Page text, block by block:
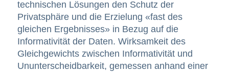
technischen Lösungen den Schutz der
Privatsphäre und die Erzielung «fast des
gleichen Ergebnisses» in Bezug auf die
Informativität der Daten. Wirksamkeit des
Gleichgewichts zwischen Informativität und
Ununterscheidbarkeit, gemessen anhand einer